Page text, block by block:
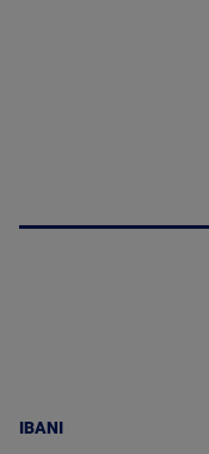
IBANI